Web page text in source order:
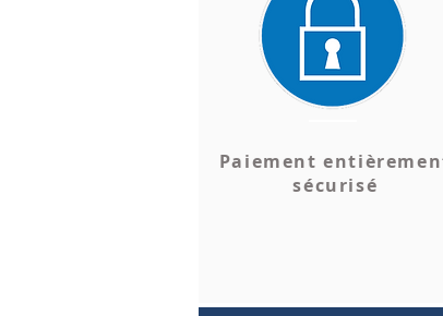
Paiement
sécurisé